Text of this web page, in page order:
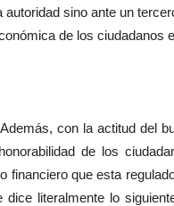
autoridad sino ante un
de los ciudadanos
con la actitud del buró
de los
financiero que esta
dice literalmente lo